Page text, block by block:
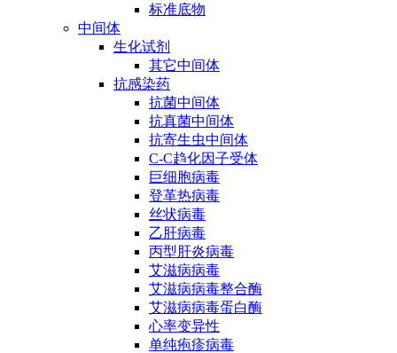
标准底物
中间体
生化试剂
其它中间体
抗感染药
抗菌中间体
抗真菌中间体
抗寄生虫中间体
C-C趋化因子受体
巨细胞病毒
登革热病毒
丝状病毒
乙肝病毒
丙型肝炎病毒
艾滋病病毒
艾滋病病毒整合酶
艾滋病病毒蛋白酶
心率变异性
单纯疱疹病毒